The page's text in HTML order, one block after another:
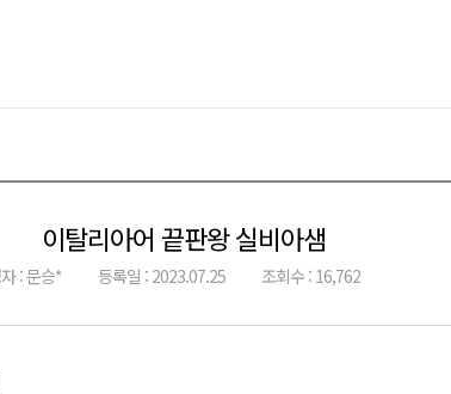
이탈리아어 끝판왕 실비아샘
: 문승* 등록일 : 2023.07.25 조회수 : 16,762